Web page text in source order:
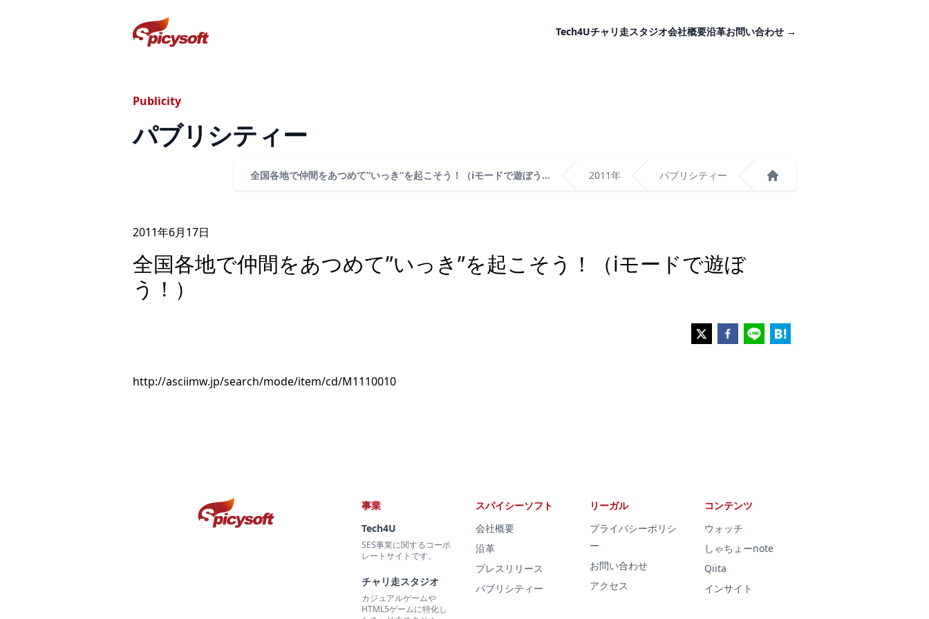
スパイシーソフト株式会社 Tech4Uチャリ走スタジオ会社概要沿革お問い合わせ →
Publicity
パブリシティー
全国各地で仲間をあつめて”いっき”を起こそう！（iモードで遊ぼう... 2011年 パブリシティー
2011年6月17日
全国各地で仲間をあつめて”いっき”を起こそう！（iモードで遊ぼ
う！）
http://asciimw.jp/search/mode/item/cd/M1110010
事業
Tech4U
SES事業に関するコーポ
レートサイトです。
チャリ走スタジオ
カジュアルゲームや
HTML5ゲームに特化し
スパイシーソフト
会社概要
沿革
プレスリリース
パブリシティー
リーガル
プライバシーポリシ
ー
お問い合わせ
アクセス
コンテンツ
ウォッチ
しゃちょーnote
Qiita
インサイト